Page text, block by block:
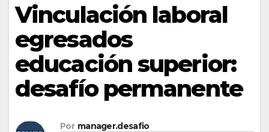
Vinculación laboral
egresados
educación superior:
desafío permanente
Por manager.desafio